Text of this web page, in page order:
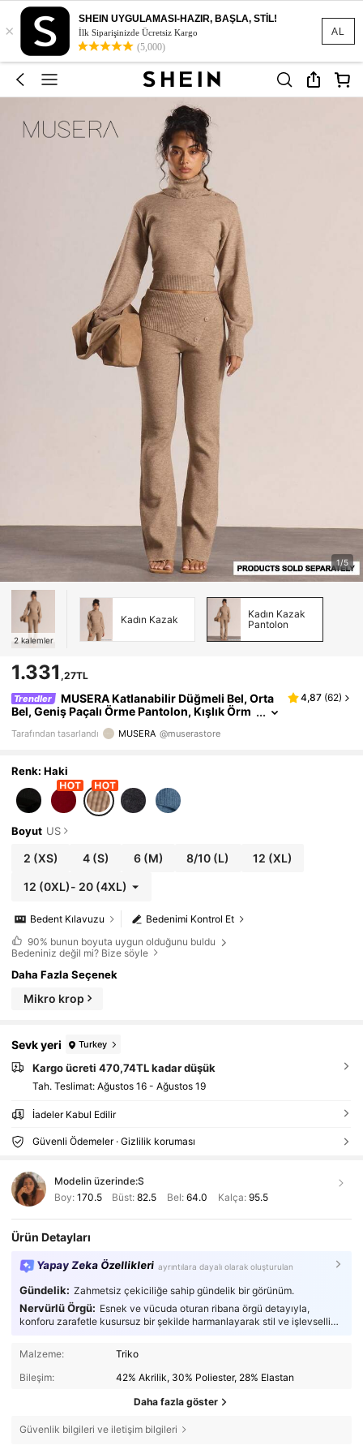
AL
×
SHEIN UYGULAMASI-HAZIR, BAŞLA, STİL!
İlk Siparişinizde Ücretsiz Kargo
(5,000)
1/5
2 kalemler
Kadın Kazak
Kadın Kazak
Pantolon
1.331 ,27TL
Trendler
MUSERA Katlanabilir Düğmeli Bel, Orta
Bel, Geniş Paçalı Örme Pantolon, Kışlık Örm
ıkma, Seksi, Şirin, Rahat, Zarif, İlkbahar
4,87 (62)
Tarafından tasarlandı MUSERA @muserastore
Renk: Haki
Boyut US
2 (XS) 4(S) 6(M) 8/10 (L) 12 (XL)
12 (0XL)- 20 (4XL)
Bedenimi Kontrol Et
Bedent Kılavuzu
90% bunun boyuta uygun olduğunu buldu
Bedeniniz değil mi? Bize söyle
Daha Fazla Seçenek
Mikro krop
Sevk yeri Turkey
Kargo ücreti 470,74TL kadar düşük
Tah. Teslimat: Ağustos 16 - Ağustos 19
İadeler Kabul Edilir
Güvenli Ödemeler · Gizlilik koruması
Modelin üzerinde:S
Boy: 170.5 Büst:82.5 Bel: 64.0 Kalça: 95.5
Ürün Detayları
Yapay Zeka Özellikleri ayrıntılara dayalı olarak oluşturulan
Gündelik: Zahmetsiz çekiciliğe sahip gündelik bir görünüm.
Nervürlü Örgü: Esnek ve vücuda oturan ribana örgü detayıyla,
konforu zarafetle kusursuz bir şekilde harmanlayarak stil ve işlevselliği
Malzeme:
Triko
Bileşim:
42% Akrilik, 30% Poliester, 28% Elastan
Daha fazla göster
Güvenlik bilgileri ve iletişim bilgileri